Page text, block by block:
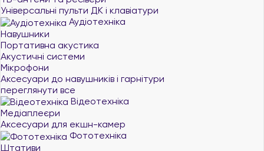
Універсальні пульти ДК і клавіатури
Аудіотехніка
Навушники
Портативна акустика
Акустичні системи
Мікрофони
Аксесуари до навушників і гарнітури
переглянути все
Відеотехніка
Медіаплеєри
Аксесуари для екшн-камер
Фототехніка
Штативи